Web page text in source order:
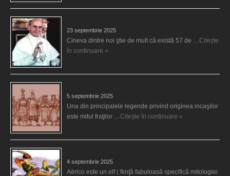
23 septembrie 2025
Cineva dintre noi ştie de mult că există 57 de … Citește
în continuare »
5 septembrie 2025
Una din principalele legende privind originea incaşilor
este mitul fraţilor … Citește în continuare »
4 septembrie 2025
Aërico este un elf ( fiinţă fabuloasă specifică mitologiei